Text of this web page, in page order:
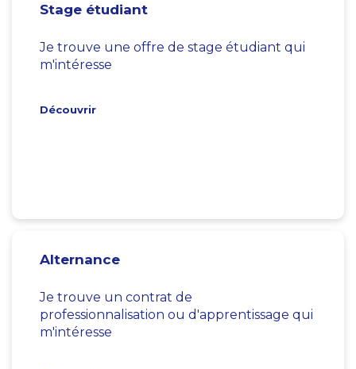
Stage étudiant
Je trouve une offre de stage étudiant qui
m'intéresse
Découvrir
Alternance
Je trouve un contrat de
professionnalisation ou d'apprentissage qui
m'intéresse